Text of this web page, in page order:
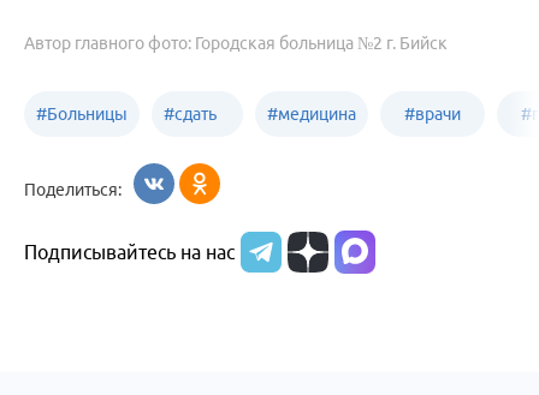
Автор главного фото: Городская больница №2 г. Бийск
#Больницы #сдать
анализы
в
Бийске
#медицина #врачи #
Поделиться:
Подписывайтесь на нас